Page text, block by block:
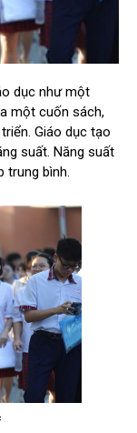
dục như một
một cuốn sách,
Giáo dục tạo
suất. Năng suất
trung bình.